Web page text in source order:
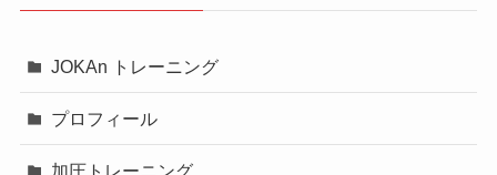
JOKAn トレーニング
プロフィール
加圧トレーニング